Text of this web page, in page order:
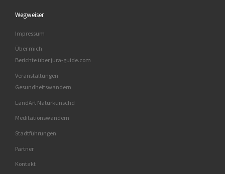
Wegweiser
Impressum
Über mich
Berichte über jura-guide.com
Veranstaltungen
Gesundheitswandern
LandArt Naturkunschd
Meditationswandern
Stadtführungen
Partner
Kontakt